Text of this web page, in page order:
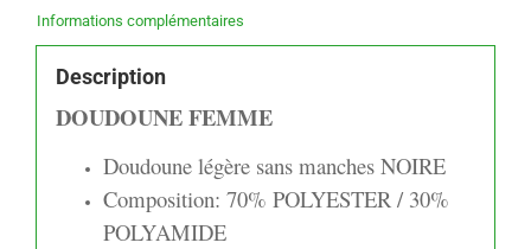
Informations complémentaires
Description
DOUDOUNE FEMME
Doudoune légère sans manches NOIRE
Composition: 70% POLYESTER / 30%
POLYAMIDE